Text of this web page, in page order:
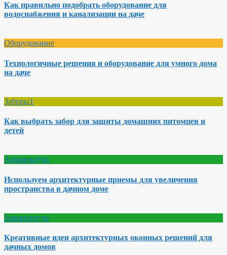
Как правильно подобрать оборудование для
водоснабжения и канализации на даче
Оборудование
Технологичные решения и оборудование для умного дома
на даче
Заборы1
Как выбрать забор для защиты домашних питомцев и
детей
Архитектура
Используем архитектурные приемы для увеличения
пространства в дачном доме
Архитектура
Креативные идеи архитектурных оконных решений для
дачных домов